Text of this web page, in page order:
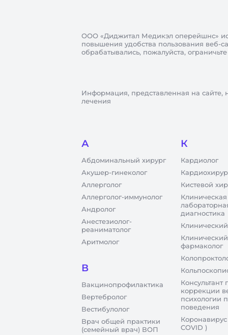
ООО «Диджитал Медикэл оперейшнс»
повышения удобства пользования веб-
обрабатывались, пожалуйста,
Информация, представленная на сайте,
лечения
А
Абдоминальный хирург
Акушер-гинеколог
Аллерголог
Аллерголог-иммунолог
Андролог
Анестезиолог-
реаниматолог
Аритмолог
В
Вакцинопрофилактика
Вертебролог
Вестибулолог
Врач общей практики
(семейный врач) ВОП
К
Кардиолог
Кистевой
Клиническая
диагностика
Клинический
фармаколог
Консультант
коррекции
психологии
поведения
COVID )